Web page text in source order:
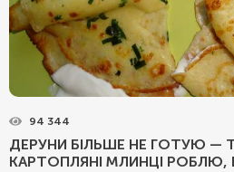
94 344
ДЕРУНИ БІЛЬШЕ НЕ ГОТУЮ —
КАРТОПЛЯНІ МЛИНЦІ РОБЛЮ,